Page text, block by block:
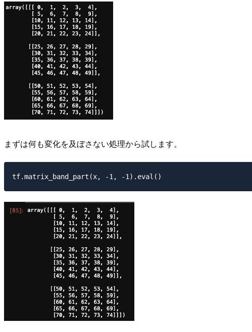
まずは何も変化を及ぼさない処理から試します。